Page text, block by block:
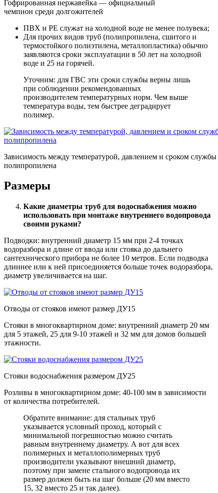
Гофрированная нержавейка — официальный
чемпион среди долгожителей
ПВХ и PE служат на холодной воде не менее полувека;
Для прочих видов труб (полипропилена, сшитого и
термостойкого полиэтилена, металлопластика) обычно
заявляются сроки эксплуатации в 50 лет на холодной
воде и 25 на горячей.
Уточним: для ГВС эти сроки службы верны лишь
при соблюдении рекомендованных
производителем температурных норм. Чем выше
температура воды, тем быстрее деградирует
полимер.
Зависимость между температурой, давлением и сроком службы
полипропилена
Размеры
Какие диаметры труб для водоснабжения можно
использовать при монтаже внутреннего водопровода
своими руками?
Подводки: внутренний диаметр 15 мм при 2-4 точках
водоразбора и длине от ввода или стояка до дальнего
сантехнического прибора не более 10 метров. Если подводка
длиннее или к ней присоединяется больше точек водоразбора,
диаметр увеличивается на шаг.
Отводы от стояков имеют размер ДУ15
Стояки в многоквартирном доме: внутренний диаметр 20 мм
для 5 этажей, 25 для 9-10 этажей и 32 мм для домов большей
этажности.
Стояки водоснабжения размером ДУ25
Розливы в многоквартирном доме: 40-100 мм в зависимости
от количества потребителей.
Обратите внимание: для стальных труб
указывается условный проход, который с
минимальной погрешностью можно считать
равным внутреннему диаметру. А вот для всех
полимерных и металлополимерных труб
производители указывают внешний диаметр,
поэтому при замене стального водопровода их
размер должен быть на шаг больше (20 мм вместо
15, 32 вместо 25 и так далее).